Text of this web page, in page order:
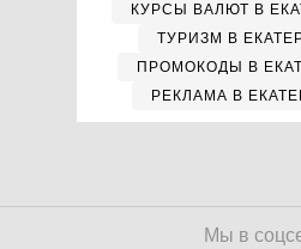
КУРСЫ ВАЛЮТ В
ТУРИЗМ В
ПРОМОКОДЫ В
РЕКЛАМА В
Мы в